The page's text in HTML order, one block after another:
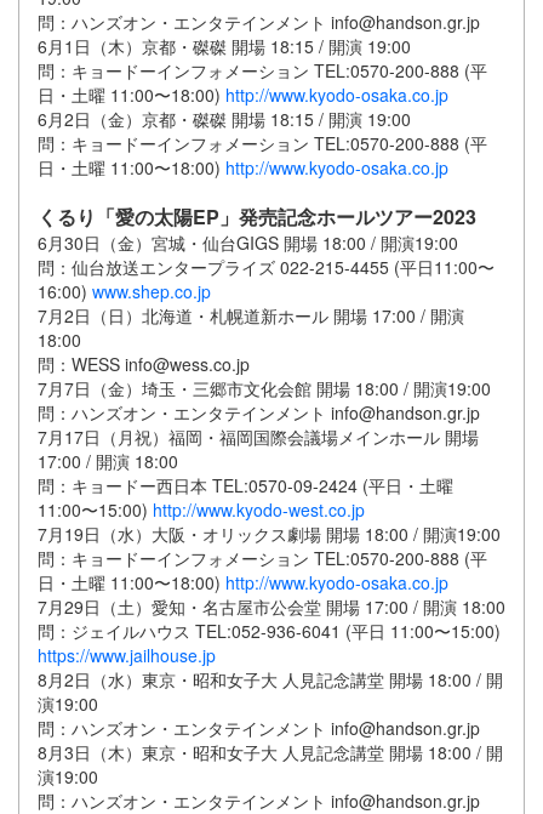
問：ハンズオン・エンタテインメント info@handson.gr.jp
6月1日（木）京都・磔磔 開場 18:15 / 開演 19:00
問：キョードーインフォメーション TEL:0570-200-888 (平
日・土曜 11:00〜18:00) http://www.kyodo-osaka.co.jp
6月2日（金）京都・磔磔 開場 18:15 / 開演 19:00
問：キョードーインフォメーション TEL:0570-200-888 (平
日・土曜 11:00〜18:00) http://www.kyodo-osaka.co.jp
くるり「愛の太陽EP」発売記念ホールツアー2023
6月30日（金）宮城・仙台GIGS 開場 18:00 / 開演19:00
問：仙台放送エンタープライズ 022-215-4455 (平日11:00〜
16:00) www.shep.co.jp
7月2日（日）北海道・札幌道新ホール 開場 17:00 / 開演
18:00
問：WESS info@wess.co.jp
7月7日（金）埼玉・三郷市文化会館 開場 18:00 / 開演19:00
問：ハンズオン・エンタテインメント info@handson.gr.jp
7月17日（月祝）福岡・福岡国際会議場メインホール 開場
17:00 / 開演 18:00
問：キョードー⻄日本 TEL:0570-09-2424 (平日・土曜
11:00〜15:00) http://www.kyodo-west.co.jp
7月19日（水）大阪・オリックス劇場 開場 18:00 / 開演19:00
問：キョードーインフォメーション TEL:0570-200-888 (平
日・土曜 11:00〜18:00) http://www.kyodo-osaka.co.jp
7月29日（土）愛知・名古屋市公会堂 開場 17:00 / 開演 18:00
問：ジェイルハウス TEL:052-936-6041 (平日 11:00〜15:00)
https://www.jailhouse.jp
8月2日（水）東京・昭和女子大 人見記念講堂 開場 18:00 / 開
演19:00
問：ハンズオン・エンタテインメント info@handson.gr.jp
8月3日（木）東京・昭和女子大 人見記念講堂 開場 18:00 / 開
演19:00
問：ハンズオン・エンタテインメント info@handson.gr.jp